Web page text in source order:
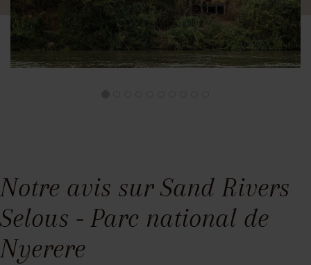
Notre avis sur Sand Rivers
Selous - Parc national de
Nyerere